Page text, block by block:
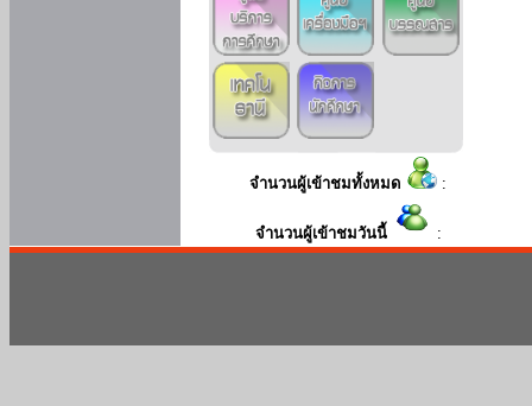
จำนวนผู้เข้าชมทั้งหมด :
จำนวนผู้เข้าชมวันนี้ :